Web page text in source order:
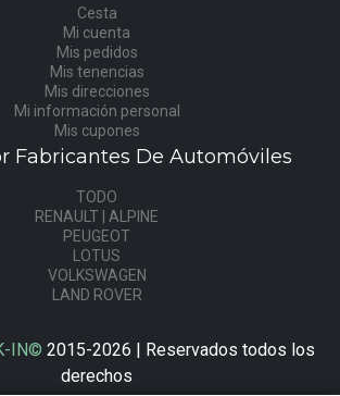
Cesta
Mi cuenta
Mis pedidos
Mis tenencias
Mis direcciones
Mi información personal
Mis cupones
Fabricantes De Automóviles
TODO
RENAULT | ALPINE
PEUGEOT
LOTUS
VOLKSWAGEN
LAND ROVER
IN© 2015-2026 | Reservados todos los
derechos